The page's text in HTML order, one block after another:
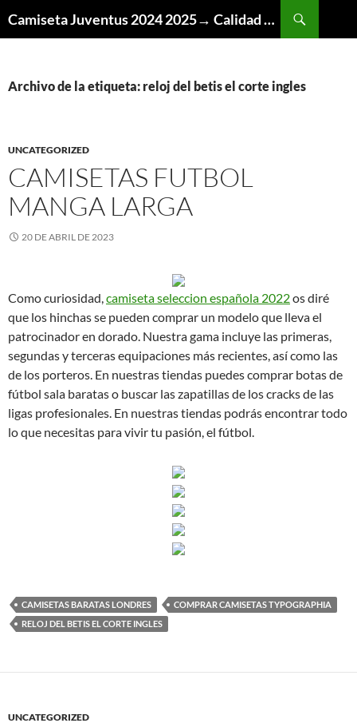
Camiseta Juventus 2024 2025→ Calidad Thai AAA
Archivo de la etiqueta: reloj del betis el corte ingles
UNCATEGORIZED
CAMISETAS FUTBOL
MANGA LARGA
20 DE ABRIL DE 2023
Como curiosidad,camiseta seleccion española 2022os diré
que los hinchas se pueden comprar un modelo que lleva el
patrocinador en dorado. Nuestra gama incluye las primeras,
segundas y terceras equipaciones más recientes, así como las
de los porteros. En nuestras tiendas puedes comprar botas de
fútbol sala baratas o buscar las zapatillas de los cracks de las
ligas profesionales. En nuestras tiendas podrás encontrar todo
lo que necesitas para vivir tu pasión, el fútbol.
CAMISETAS BARATAS LONDRES
COMPRAR CAMISETAS TYPOGRAPHIA
RELOJ DEL BETIS EL CORTE INGLES
UNCATEGORIZED